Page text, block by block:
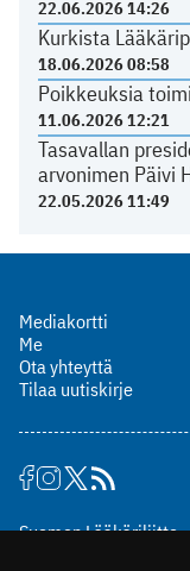
22.06.2026 14:26
Kurkista
18.06.2026 08:58
Poikkeuksia
11.06.2026 12:21
Tasavallan
arvonimen Päivi
22.05.2026 11:49
Mediakortti
Me
Ota yhteyttä
Tilaa uutiskirje
Suomen Lääkäriliitto